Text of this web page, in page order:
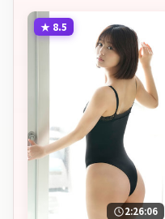
★ 8.5
2:26:06